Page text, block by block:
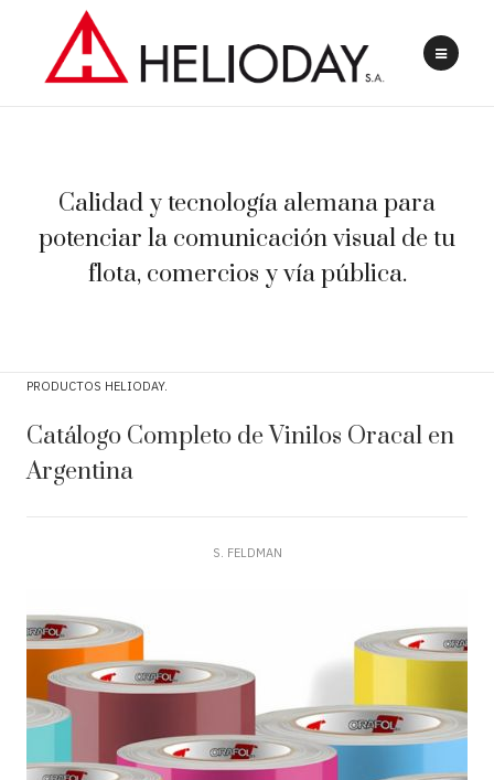
Calidad y tecnología alemana para
potenciar la comunicación visual de tu
flota, comercios y vía pública.
PRODUCTOS HELIODAY
Catálogo Completo de Vinilos Oracal en
Argentina
S. FELDMAN